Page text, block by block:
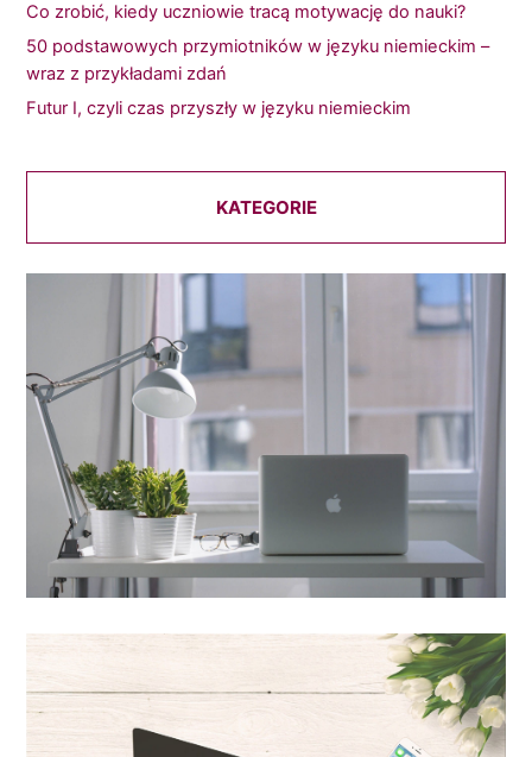
Co zrobić, kiedy uczniowie tracą motywację do nauki?
50 podstawowych przymiotników w języku niemieckim –
wraz z przykładami zdań
Futur I, czyli czas przyszły w języku niemieckim
KATEGORIE